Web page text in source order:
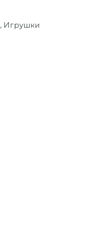
, Игрушки